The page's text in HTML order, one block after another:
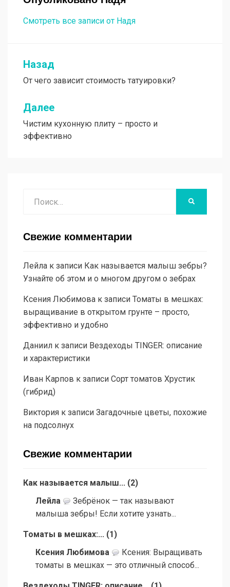
Смотреть все записи от Надя
Навигация
по
записям
Назад
От чего зависит стоимость татуировки?
Далее
Чистим кухонную плиту – просто и
эффективно
Свежие комментарии
Лейла к записи Как называется малыш зебры?
Узнайте об этом и о многом другом о зебрах
Ксения Любимова к записи Томаты в мешках:
выращивание в открытом грунте – просто,
эффективно и удобно
Даниил к записи Вездеходы TINGER: описание
и характеристики
Иван Карпов к записи Сорт томатов Хрустик
(гибрид)
Виктория к записи Загадочные цветы, похожие
на подсолнух
Свежие комментарии
Как называется малыш... (2)
Лейла
Зебрёнок — так называют
малыша зебры! Если хотите узнать...
Томаты в мешках:... (1 )
Ксения Любимова
Ксения: Выращивать
томаты в мешках — это отличный способ...